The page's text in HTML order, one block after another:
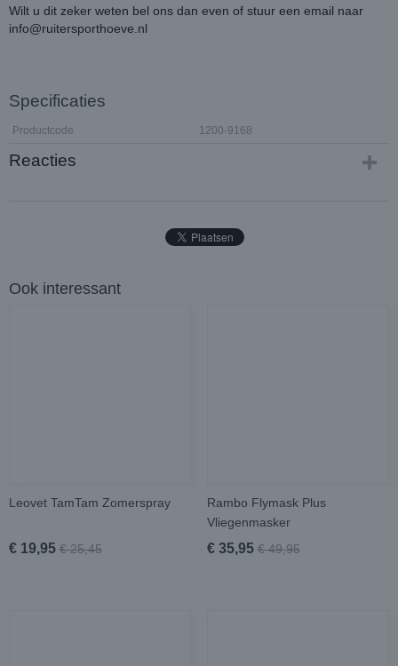
Wilt u dit zeker weten bel ons dan even of stuur een email naar
info@ruitersporthoeve.nl
Specificaties
Productcode 1200-9168
Reacties
Ook interessant
Leovet TamTam Zomerspray
€ 19,95 € 25,45
Rambo Flymask Plus
Vliegenmasker
€ 35,95 € 49,95